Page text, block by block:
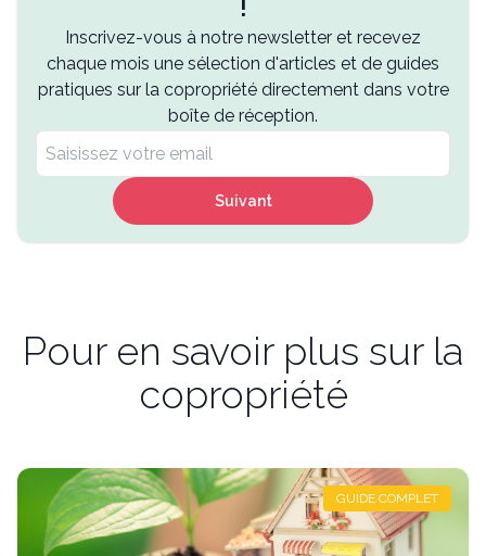
!
Inscrivez-vous à notre newsletter et recevez
chaque mois une sélection d'articles et de guides
pratiques sur la copropriété directement dans votre
boîte de réception.
Suivant
Pour en savoir plus sur la
copropriété
GUIDE COMPLET